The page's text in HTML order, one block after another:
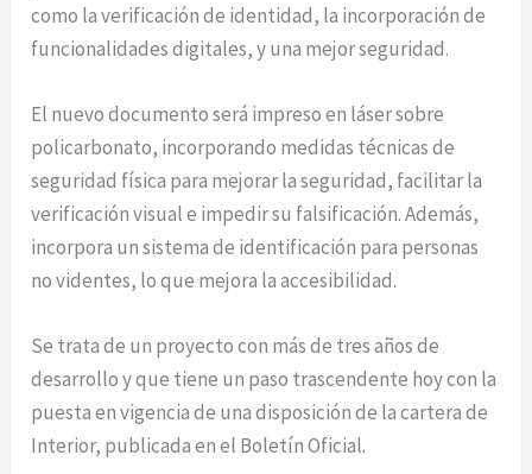
como la verificación de identidad, la incorporación de
funcionalidades digitales, y una mejor seguridad.
El nuevo documento será impreso en láser sobre
policarbonato, incorporando medidas técnicas de
seguridad física para mejorar la seguridad, facilitar la
verificación visual e impedir su falsificación. Además,
incorpora un sistema de identificación para personas
no videntes, lo que mejora la accesibilidad.
Se trata de un proyecto con más de tres años de
desarrollo y que tiene un paso trascendente hoy con la
puesta en vigencia de una disposición de la cartera de
Interior, publicada en el Boletín Oficial.